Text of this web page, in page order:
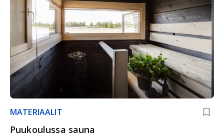
MATERIAALIT
Puukoulussa sauna